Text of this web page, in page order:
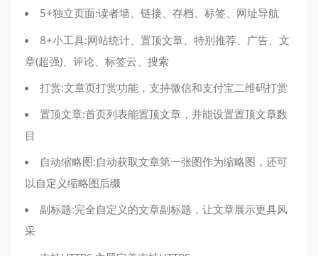
5+独立页面:读者墙、链接、存档、标签、网址导航
8+小工具:网站统计、置顶文章、特别推荐、广告、文
章(超强)、评论、标签云、搜索
打赏:文章页打赏功能，支持微信和支付宝二维码打赏
置顶文章:首页列表能置顶文章，并能设置置顶文章数
目
自动缩略图:自动获取文章第一张图作为缩略图，还可
以自定义缩略图后缀
副标题:完全自定义的文章副标题，让文章展示更具风
采